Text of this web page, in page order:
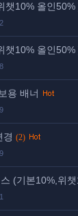
챗10% 올인
챗10% 올인
용 배너
경 (2)
(기본10%,위